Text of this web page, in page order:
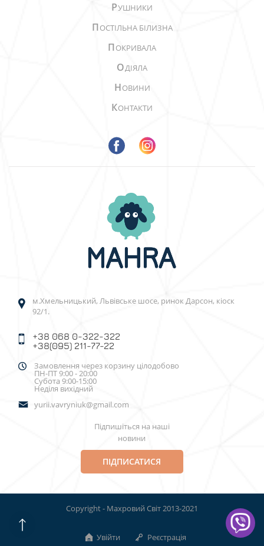
РУШНИКИ
ПОСТІЛЬНА БІЛИЗНА
ПОКРИВАЛА
ОДІЯЛА
НОВИНИ
КОНТАКТИ
м.Хмельницький, Львівське шосе, ринок Дарсон, кіоск
92/1.
+38 068 0-322-322
+38(095) 211-77-22
Замовлення через корзину цілодобово
ПН-ПТ 9:00 - 20:00
Субота 9:00-15:00
Неділя вихідний
yurii.vavryniuk@gmail.com
Підпишіться на наші
новини
ПІДПИСАТИСЯ
Copyright - Махровий Світ 2013-2021
Увійти Реєстрація